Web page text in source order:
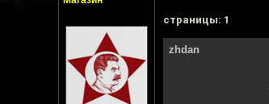
cтраницы: 1
zhdan